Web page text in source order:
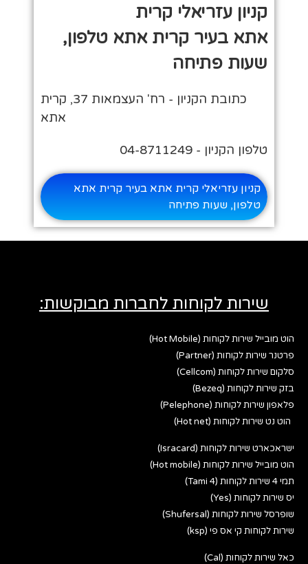
קניון עזריאלי קרית
אתא בעיר קרית אתא טלפון,
שעות פתיחה
כתובת הקניון - רח' העצמאות 37, קרית
אתא
טלפון הקניון - 04-8711249
קניון עזריאלי קרית אתא בעיר קרית אתא
טלפון, שעות פתיחה
שירות לקוחות לחברות מבוקשות:
הוט מובייל שירות לקוחות (Hot Mobile)
פרטנר שירות לקוחות (Partner)
סלקום שירות לקוחות (Cellcom)
בזק שירות לקוחות (Bezeq)
פלאפון שירות לקוחות (Pelephone)
הוט נט שירות לקוחות (Hot net)
ישראכארט שירות לקוחות (Isracard)
הוט מובייל שירות לקוחות (Hot mobile)
תמי 4 שירות לקוחות (Tami 4)
יס שירות לקוחות (Yes)
שופרסל שירות לקוחות (Shufersal)
שירות לקוחות קי אס פי (ksp)
כאל שירות לקוחות (Cal)